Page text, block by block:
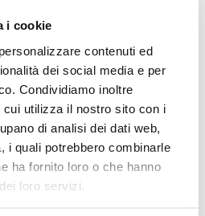
i cookie
contenuti ed
dei social media e per
Condividiamo inoltre
utilizza il nostro sito con i
di analisi dei dati web,
i quali potrebbero combinarle
ha fornito loro o che hanno
loro servizi.
SLIDE
Bancone bar luminoso da